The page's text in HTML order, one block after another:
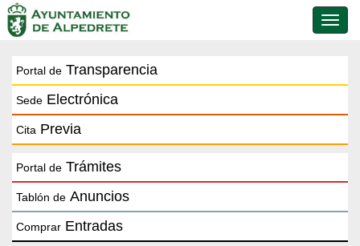
de
Portal de Transparencia
Sede Electrónica
Cita Previa
Portal de Trámites
Tablón de Anuncios
Comprar Entradas